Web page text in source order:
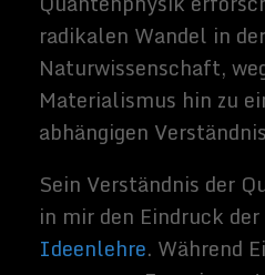
Nun bin ich kein wirklicher
Quantenphysik oder generell ein
Naturwissenschaftler. Ich bin
interessiert an die
unserer aktuellen
nicht, ob ich das Tema Dir lieber
jetzt etwas näher gebracht habe.
Wahrscheinlicher ist es, dass ich
noch viel mehr verwirrt, als
habe. Wenn Du es jetzt bis hier
gebschafft hast, bedanke ich